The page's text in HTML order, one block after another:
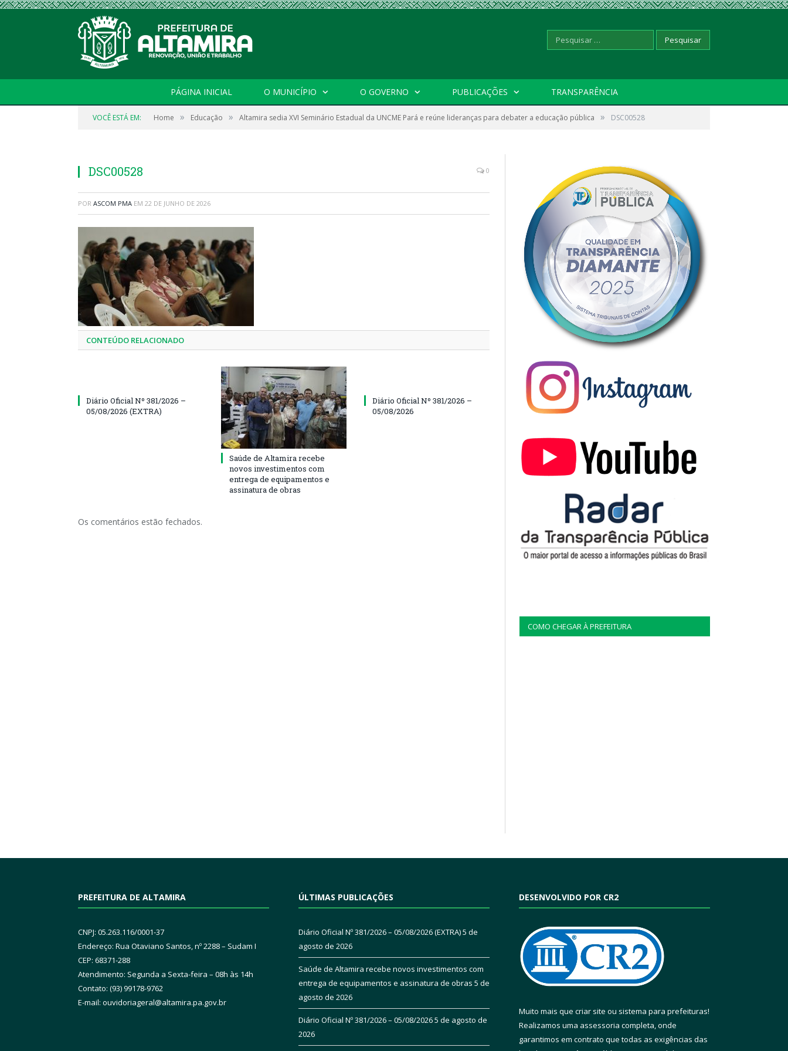
Pesquisar
por:
PÁGINA INICIAL O MUNICÍPIO O GOVERNO PUBLICAÇÕES TRANSPARÊNCIA
VOCÊ ESTÁ EM: Home » Educação » Altamira sedia XVI Seminário Estadual da UNCME Pará e reúne lideranças para debater a educação pública » DSC00528
DSC00528 0
POR ASCOM PMA EM 22 DE JUNHO DE 2026
CONTEÚDO RELACIONADO
Diário Oficial Nº 381/2026 –
05/08/2026 (EXTRA)
Saúde de Altamira recebe
novos investimentos com
entrega de equipamentos e
assinatura de obras
Diário Oficial Nº 381/2026 –
05/08/2026
Os comentários estão fechados.
COMO CHEGAR À PREFEITURA
PREFEITURA DE ALTAMIRA
CNPJ: 05.263.116/0001-37
Endereço: Rua Otaviano Santos, nº 2288 – Sudam I
CEP: 68371-288
Atendimento: Segunda a Sexta-feira – 08h às 14h
Contato: (93) 99178-9762
E-mail: ouvidoriageral@altamira.pa.gov.br
ÚLTIMAS PUBLICAÇÕES
Diário Oficial Nº 381/2026 – 05/08/2026 (EXTRA)5 de
agosto de 2026
Saúde de Altamira recebe novos investimentos com
entrega de equipamentos e assinatura de obras 5 de
agosto de 2026
Diário Oficial Nº 381/2026 – 05/08/20265 de agosto de
2026
DESENVOLVIDO POR CR2
Muito mais que criar site ou sistema para prefeituras!
Realizamos uma assessoria completa, onde
garantimos em contrato que todas as exigências das